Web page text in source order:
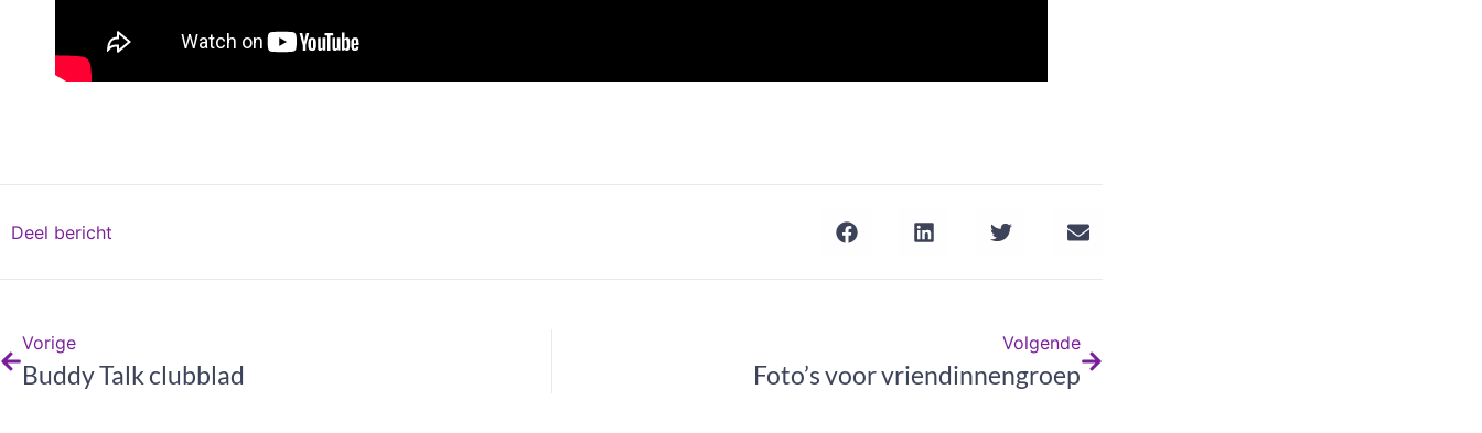
Deel bericht
Vorige
Buddy Talk clubblad
Volgende
Foto’s voor vriendinnengroep